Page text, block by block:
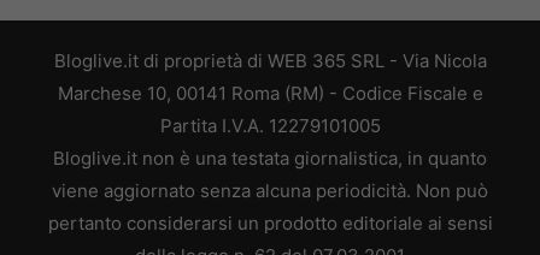
Bloglive.it di proprietà di WEB 365 SRL - Via Nicola
Marchese 10, 00141 Roma (RM) - Codice Fiscale e
Partita I.V.A. 12279101005
Bloglive.it non è una testata giornalistica, in quanto
viene aggiornato senza alcuna periodicità. Non può
pertanto considerarsi un prodotto editoriale ai sensi